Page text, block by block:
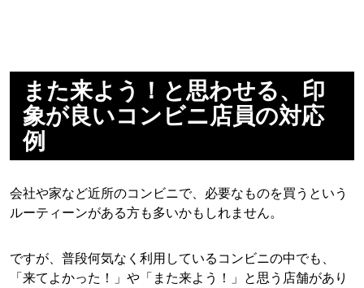
また来よう！と思わせる、印
象が良いコンビニ店員の対応
例
会社や家など近所のコンビニで、必要なものを買うという
ルーティーンがある方も多いかもしれません。
ですが、普段何気なく利用しているコンビニの中でも、
「来てよかった！」や「また来よう！」と思う店舗があり